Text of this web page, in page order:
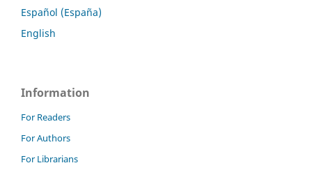
Español (España)
English
Information
For Readers
For Authors
For Librarians